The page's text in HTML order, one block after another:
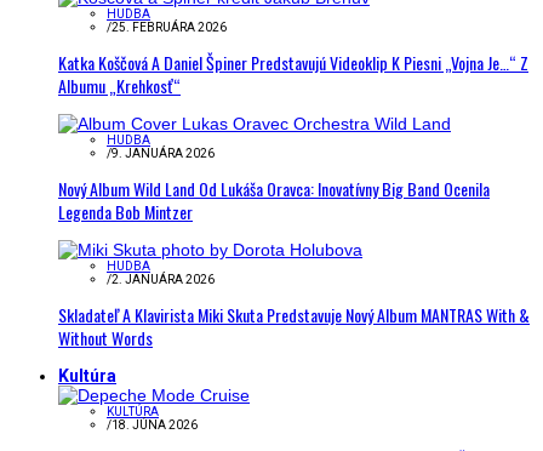
HUDBA
/25. FEBRUÁRA 2026
Katka Koščová A Daniel Špiner Predstavujú Videoklip K Piesni „Vojna Je…“ Z
Albumu „Krehkosť“
HUDBA
/9. JANUÁRA 2026
Nový Album Wild Land Od Lukáša Oravca: Inovatívny Big Band Ocenila
Legenda Bob Mintzer
HUDBA
/2. JANUÁRA 2026
Skladateľ A Klavirista Miki Skuta Predstavuje Nový Album MANTRAS With &
Without Words
Kultúra
KULTÚRA
/18. JÚNA 2026